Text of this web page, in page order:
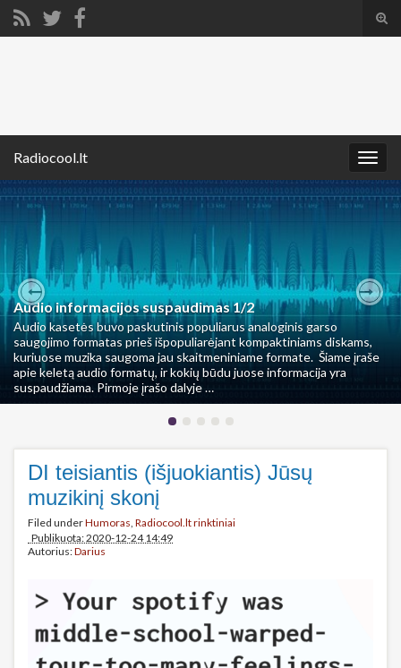
Radiocool.lt
Audio informacijos suspaudimas 1/2
Audio kasetės buvo paskutinis populiarus analoginis garso
saugojimo formatas prieš išpopuliarėjant kompaktiniams diskams,
kuriuose muzika saugoma jau skaitmeniniame formate. Šiame įraše
apie keletą audio formatų, ir kokių būdu juose informacija yra
suspaudžiama. Pirmoje įrašo dalyje …
Alternatyvus būdas susigrąžinti pinigus už negautą Ebay
prekę
Pagal Ebay taisykles norint iškelti bylą dėl negautos prekės tai
galima padaryti per 30 dienų, nuo vėliausios prognozuotos
pristatymo datos. Kai sugalvojau, jog jau reikėtų aiškintis dėl
negautos prekės nuo pirkimo buvo praėjusios 68 dienos, …
Previous
DI teisiantis (išjuokiantis) Jūsų
muzikinį skonį
Filed underHumoras, Radiocool.lt rinktiniai
Publikuota: 2020-12-24 14:49
Autorius:Darius